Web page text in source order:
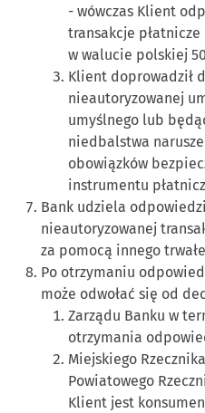
- wówczas Klient
transakcje
w walucie polskiej
Klient doprowadził
nieautoryzowanej
umyślnego lub
niedbalstwa
obowiązków
instrumentu
Bank udziela
nieautoryzowanej
za pomocą innego
Po otrzymaniu
może odwołać się od
Zarządu Banku w
otrzymania
Miejskiego
Powiatowego
Klient jest